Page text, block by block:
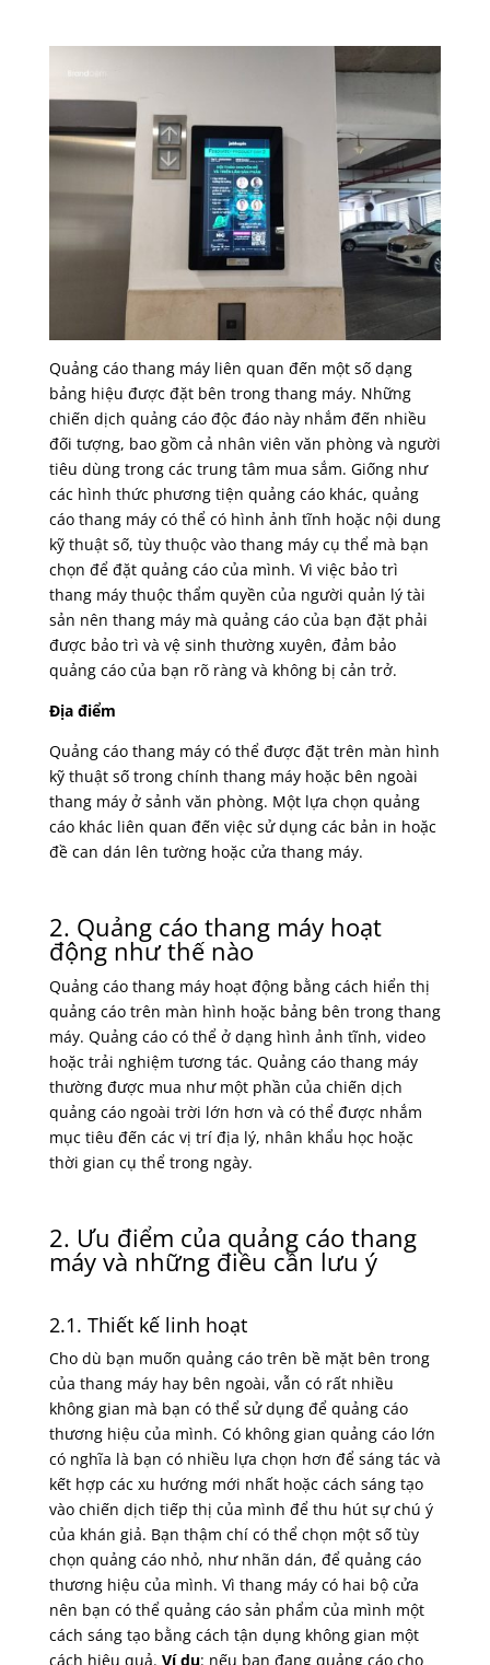
Quảng cáo thang máy liên quan đến một số dạng
bảng hiệu được đặt bên trong thang máy. Những
chiến dịch quảng cáo độc đáo này nhắm đến nhiều
đối tượng, bao gồm cả nhân viên văn phòng và người
tiêu dùng trong các trung tâm mua sắm. Giống như
các hình thức phương tiện quảng cáo khác, quảng
cáo thang máy có thể có hình ảnh tĩnh hoặc nội dung
kỹ thuật số, tùy thuộc vào thang máy cụ thể mà bạn
chọn để đặt quảng cáo của mình. Vì việc bảo trì
thang máy thuộc thẩm quyền của người quản lý tài
sản nên thang máy mà quảng cáo của bạn đặt phải
được bảo trì và vệ sinh thường xuyên, đảm bảo
quảng cáo của bạn rõ ràng và không bị cản trở.
Địa điểm
Quảng cáo thang máy có thể được đặt trên màn hình
kỹ thuật số trong chính thang máy hoặc bên ngoài
thang máy ở sảnh văn phòng. Một lựa chọn quảng
cáo khác liên quan đến việc sử dụng các bản in hoặc
đề can dán lên tường hoặc cửa thang máy.
2. Quảng cáo thang máy hoạt
động như thế nào
Quảng cáo thang máy hoạt động bằng cách hiển thị
quảng cáo trên màn hình hoặc bảng bên trong thang
máy. Quảng cáo có thể ở dạng hình ảnh tĩnh, video
hoặc trải nghiệm tương tác. Quảng cáo thang máy
thường được mua như một phần của chiến dịch
quảng cáo ngoài trời lớn hơn và có thể được nhắm
mục tiêu đến các vị trí địa lý, nhân khẩu học hoặc
thời gian cụ thể trong ngày.
2. Ưu điểm của quảng cáo thang
máy và những điều cần lưu ý
2.1. Thiết kế linh hoạt
Cho dù bạn muốn quảng cáo trên bề mặt bên trong
của thang máy hay bên ngoài, vẫn có rất nhiều
không gian mà bạn có thể sử dụng để quảng cáo
thương hiệu của mình. Có không gian quảng cáo lớn
có nghĩa là bạn có nhiều lựa chọn hơn để sáng tác và
kết hợp các xu hướng mới nhất hoặc cách sáng tạo
vào chiến dịch tiếp thị của mình để thu hút sự chú ý
của khán giả. Bạn thậm chí có thể chọn một số tùy
chọn quảng cáo nhỏ, như nhãn dán, để quảng cáo
thương hiệu của mình. Vì thang máy có hai bộ cửa
nên bạn có thể quảng cáo sản phẩm của mình một
cách sáng tạo bằng cách tận dụng không gian một
cách hiệu quả. Ví dụ: nếu bạn đang quảng cáo cho